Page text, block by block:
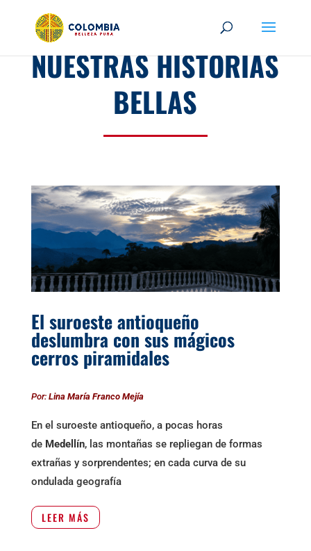
NUESTRAS HISTORIAS
BELLAS
El suroeste antioqueño
deslumbra con sus mágicos
cerros piramidales
Por: Lina María Franco Mejía
En el suroeste antioqueño, a pocas horas
de Medellín, las montañas se repliegan de formas
extrañas y sorprendentes; en cada curva de su
ondulada geografía
LEER MÁS